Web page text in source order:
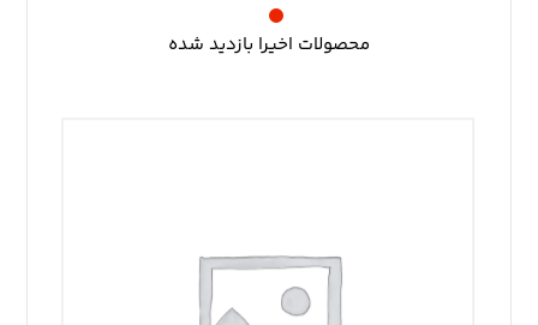
محصولات اخیرا بازدید شده